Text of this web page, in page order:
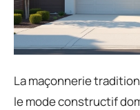
La maçonnerie
le mode constructif